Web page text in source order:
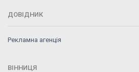
ДОВІДНИК
Рекламна агенція
ВІННИЦЯ